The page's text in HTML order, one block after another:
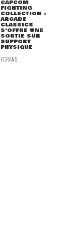
CAPCOM
FIGHTING
COLLECTION :
ARCADE
CLASSICS
S'OFFRE UNE
SORTIE SUR
SUPPORT
PHYSIQUE
ECRANS